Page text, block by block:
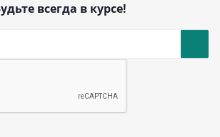
всегда в курсе!